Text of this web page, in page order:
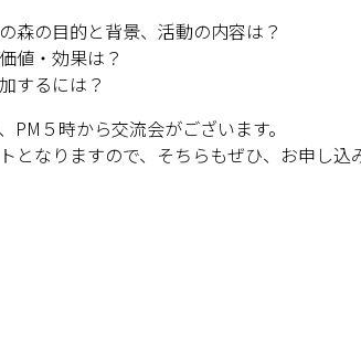
森の目的と背景、活動の内容は？
値・効果は？
するには？
PM５時から交流会がございます。
となりますので、そちらもぜひ、お申し込